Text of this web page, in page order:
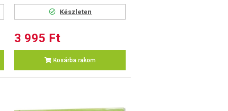
Készleten
3 995 Ft
Kosárba rakom